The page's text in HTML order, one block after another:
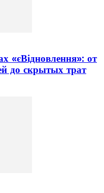
«єВідновлення»: от
до скрытых трат